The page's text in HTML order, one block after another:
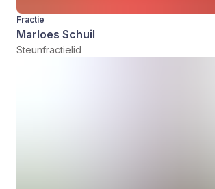
Fractie
Marloes Schuil
Steunfractielid